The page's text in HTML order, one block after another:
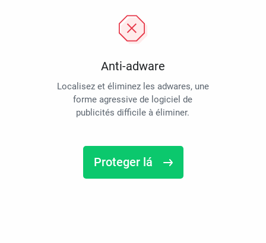
Anti-adware
Localisez et éliminez les adwares, une
forme agressive de logiciel de
publicités difficile à éliminer.
Proteger lá